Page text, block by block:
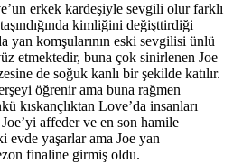
erkek kardeşiyle sevgili olur farklı
kimliğini değişttirdiği
yan komşularının eski sevgilisi ünlü
etmektedir, buna çok sinirlenen Joe
de soğuk kanlı bir şekilde katılır.
öğrenir ama buna rağmen
kıskançlıktan Love’da insanları
affeder ve en son hamile
evde yaşarlar ama Joe yan
finaline girmiş oldu.